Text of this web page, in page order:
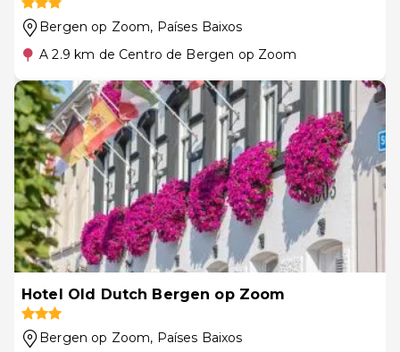
Bergen op Zoom, Países Baixos
A 2.9 km de Centro de Bergen op Zoom
Hotel Old Dutch Bergen op Zoom
Bergen op Zoom, Países Baixos